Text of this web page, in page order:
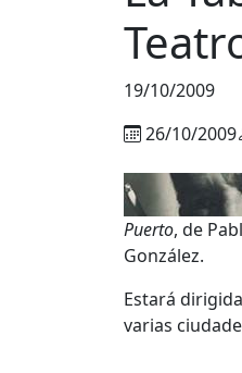
19/10/2009
26/10/2009
Puerto, de
González.
Estará
varias